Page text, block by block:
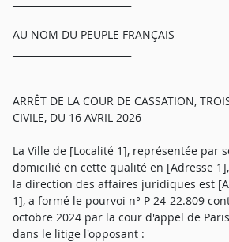
AU NOM DU PEUPLE FRANÇAIS
ARRÊT DE LA COUR DE CASSATION,
CIVILE, DU 16 AVRIL 2026
La Ville de [Localité 1], représentée par
domicilié en cette qualité en [Adresse
la direction des affaires juridiques est
1], a formé le pourvoi n° P 24-22.809
octobre 2024 par la cour d'appel de
dans le litige l'opposant :